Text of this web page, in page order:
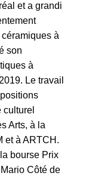
et a grandi
à
son
à
Le travail
culturel
Arts, à la
et à ARTCH.
bourse Prix
Côté de